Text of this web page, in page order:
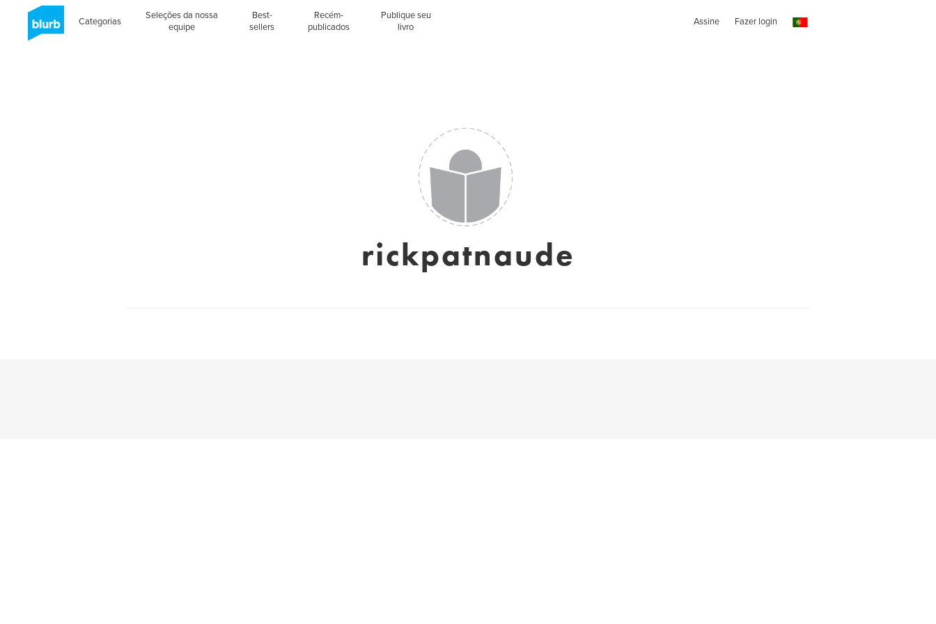
Categorias
Seleções da nossa
equipe
Best-
sellers
Recém-
publicados
Publique seu
livro
Assine Fazer login
rickpatnaude